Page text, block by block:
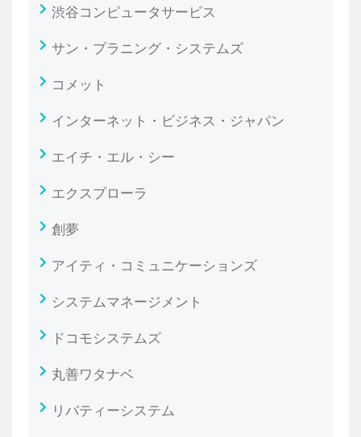
渋谷コンピュータサービス
サン・プラニング・システムズ
コメット
インターネット・ビジネス・ジャパン
エイチ・エル・シー
エクスプローラ
創夢
アイティ・コミュニケーションズ
システムマネージメント
ドコモシステムズ
丸善ワタナベ
リバティーシステム